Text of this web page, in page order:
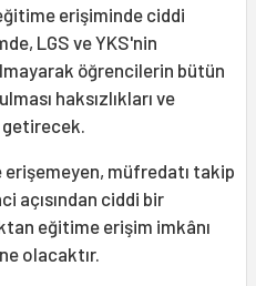
erişiminde ciddi
LGS ve YKS'nin
öğrencilerin bütün
haksızlıkları ve
müfredatı takip
açısından ciddi bir
eğitime erişim imkânı
olacaktır.